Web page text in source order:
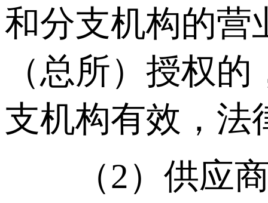
和分支机构的营
（总所）授权
支机构有效，法
（2）供应商